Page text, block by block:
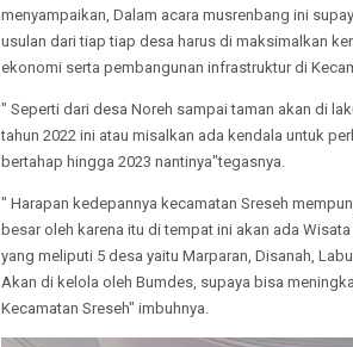
menyampaikan, Dalam acara musrenbang ini
usulan dari tiap tiap desa harus di maksimalkan
ekonomi serta pembangunan infrastruktur di
" Seperti dari desa Noreh sampai taman akan di
tahun 2022 ini atau misalkan ada kendala untuk
bertahap hingga 2023 nantinya"tegasnya.
" Harapan kedepannya kecamatan Sreseh
besar oleh karena itu di tempat ini akan ada
yang meliputi 5 desa yaitu Marparan, Disanah,
Akan di kelola oleh Bumdes, supaya bisa
Kecamatan Sreseh" imbuhnya.